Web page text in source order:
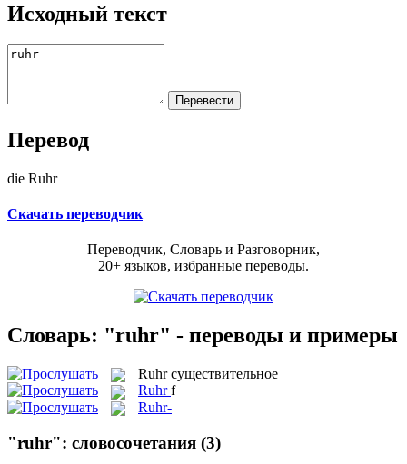
Исходный текст
Перевод
die Ruhr
Скачать переводчик
Переводчик, Словарь и Разговорник,
20+ языков, избранные переводы.
Словарь: "ruhr" - переводы и примеры
Ruhr существительное
Ruhr f
Ruhr-
"ruhr": словосочетания (3)